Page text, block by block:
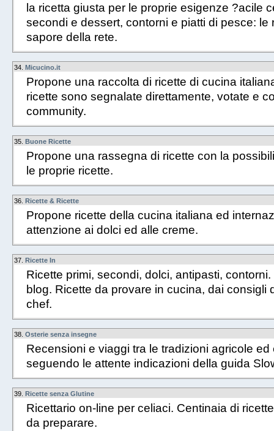
la ricetta giusta per le proprie esigenze ?acile
secondi e dessert, contorni e piatti di pesce: le
sapore della rete.
34. Micucino.it
Propone una raccolta di ricette di cucina
ricette sono segnalate direttamente, votate e
community.
35. Buone Ricette
Propone una rassegna di ricette con la
le proprie ricette.
36. Ricette & Ricette
Propone ricette della cucina italiana ed
attenzione ai dolci ed alle creme.
37. Ricette In
Ricette primi, secondi, dolci, antipasti,
blog. Ricette da provare in cucina, dai consigli
chef.
38. Osterie senza insegne
Recensioni e viaggi tra le tradizioni agricole
seguendo le attente indicazioni della guida
39. Ricette senza Glutine
Ricettario on-line per celiaci. Centinaia di
da preparare.